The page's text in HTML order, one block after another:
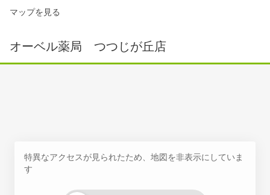
マップを見る
オーベル薬局 つつじが丘店
特異なアクセスが見られたため、地図を非表示にしていま
す